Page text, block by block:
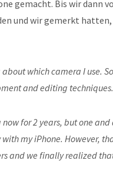
gemacht. Bis wir dann
und wir gemerkt
which camera I use.
and editing
for 2 years, but one
my iPhone. However,
and we finally realized